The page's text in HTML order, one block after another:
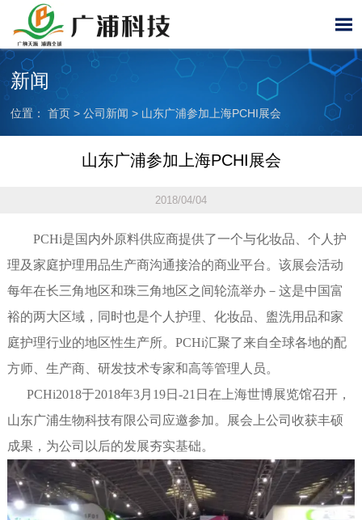

新闻
位置：首页 >公司新闻 > 山东广浦参加上海PCHI展会
山东广浦参加上海PCHI展会
2018/04/04
PCHi是国内外原料供应商提供了一个与化妆品、个人护
理及家庭护理用品生产商沟通接洽的商业平台。该展会活动
每年在长三角地区和珠三角地区之间轮流举办－这是中国富
裕的两大区域，同时也是个人护理、化妆品、盥洗用品和家
庭护理行业的地区性生产所。PCHi汇聚了来自全球各地的配
方师、生产商、研发技术专家和高等管理人员。
PCHi2018于2018年3月19日-21日在上海世博展览馆召开，
山东广浦生物科技有限公司应邀参加。展会上公司收获丰硕
成果，为公司以后的发展夯实基础。